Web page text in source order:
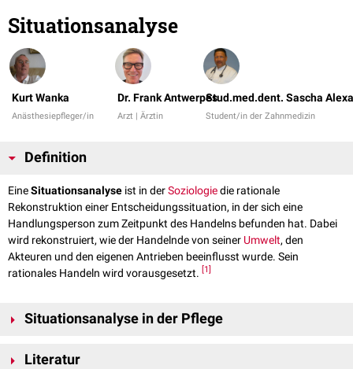
Situationsanalyse
Kurt Wanka
Anästhesiepfleger/in
Dr. Frank Antwerpes
Arzt | Ärztin
Stud.med.dent. Sascha
Student/in der Zahnmedizin
Definition
EineSituationsanalyse ist in derSoziologiedie rationale
Rekonstruktion einer Entscheidungssituation, in der sich eine
Handlungsperson zum Zeitpunkt des Handelns befunden hat. Dabei
wird rekonstruiert, wie der Handelnde von seiner Umwelt, den
Akteuren und den eigenen Antrieben beeinflusst wurde. Sein
rationales Handeln wird vorausgesetzt.
1
Situationsanalyse in der Pflege
Problemen und Ressourcen, in der
Literatur